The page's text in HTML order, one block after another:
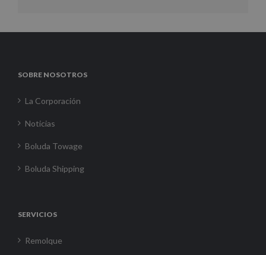
SOBRE NOSOTROS
La Corporación
Noticias
Boluda Towage
Boluda Shipping
SERVICIOS
Remolque